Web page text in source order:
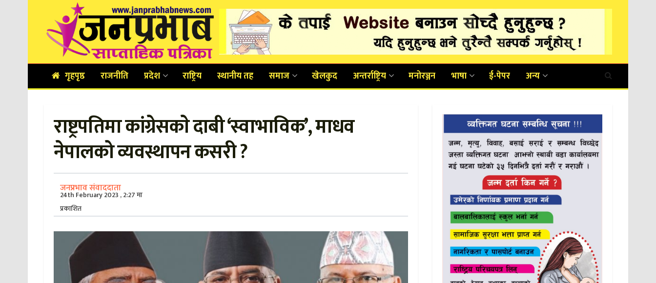
गृहपृष्ठ राजनीति प्रदेश राष्ट्रिय स्थानीय तह समाज खेलकुद अन्तर्राष्ट्रिय मनोरञ्जन भाषा ई-पेपर अन्य
राष्ट्रपतिमा कांग्रेसकाे दाबी ‘स्वाभाविक’, माधव
नेपालको व्यवस्थापन कसरी ?
जनप्रभाव संवाददाता
24th February 2023 , 2:27 मा
प्रकाशित